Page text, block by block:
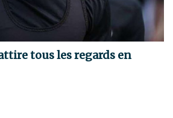
tous les regards en